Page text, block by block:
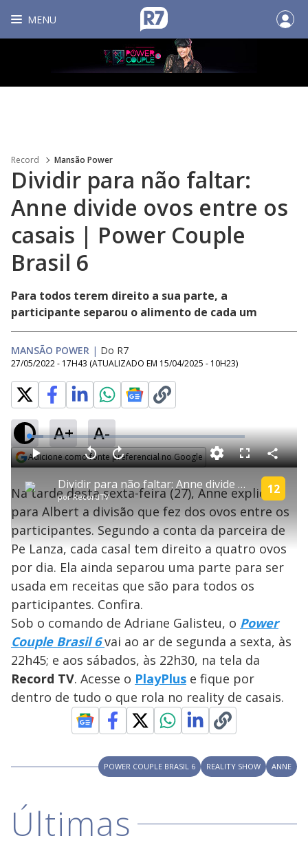
MENU
Record Mansão Power
Dividir para não faltar:
Anne divide ovos entre os
casais | Power Couple
Brasil 6
Para todos terem direito a sua parte, a
participante separou o alimento de cada um
MANSÃO POWER | Do R7
27/05/2022 - 17H43 (ATUALIZADO EM 15/04/2025 - 10H23)
A+ A-
Adicione como fonte preferencial no Google
P
l
a
y
V
i
d
e
o
Dividir para não faltar: Anne divide ovos entre os casais | Power Couple Brasil 6
porRecordTV
12
P V
a
r
0
g
n
d
s
A
n
ç
a
1
s
e
g
u
n
o
s
M
u
d
o
L
o
a
d
e
.
5
5
%
F
s
c
e
n
C
o
m
p
a
h
a
Na tarde desta sexta-feira (27), Anne explicou
para Albert a divisão que fez dos ovos entre os
participantes. Segundo a conta da parceira de
Pe Lanza, cada casal tem direito a quatro ovos
por dia. Ela ainda separou uma parte para ser
usada em receitas que são para todos os
participantes. Confira.
Sob o comando de Adriane Galisteu, o Power
Couple Brasil 6vai ao ar de segunda a sexta, às
22h45; e aos sábados, às 22h30, na tela da
Record TV. Acesse o PlayPlus e fique por
dentro de tudo o que rola no reality de casais.
POWER COUPLE BRASIL 6 REALITY SHOW ANNE
Últimas